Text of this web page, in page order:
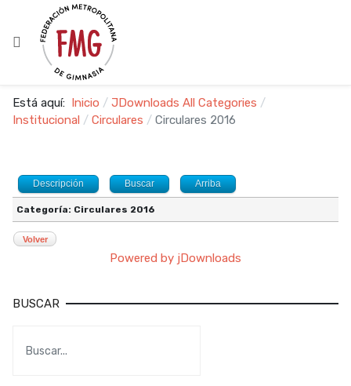
Está aquí: Inicio
JDownloads All Categories
Institucional
Circulares Circulares 2016
Descripción Buscar Arriba
Categoría: Circulares 2016
Volver
Powered by jDownloads
BUSCAR